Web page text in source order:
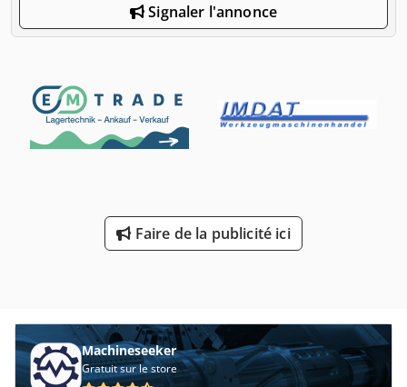
Signaler l'annonce
Faire de la publicité ici
Machineseeker
Gratuit sur le store